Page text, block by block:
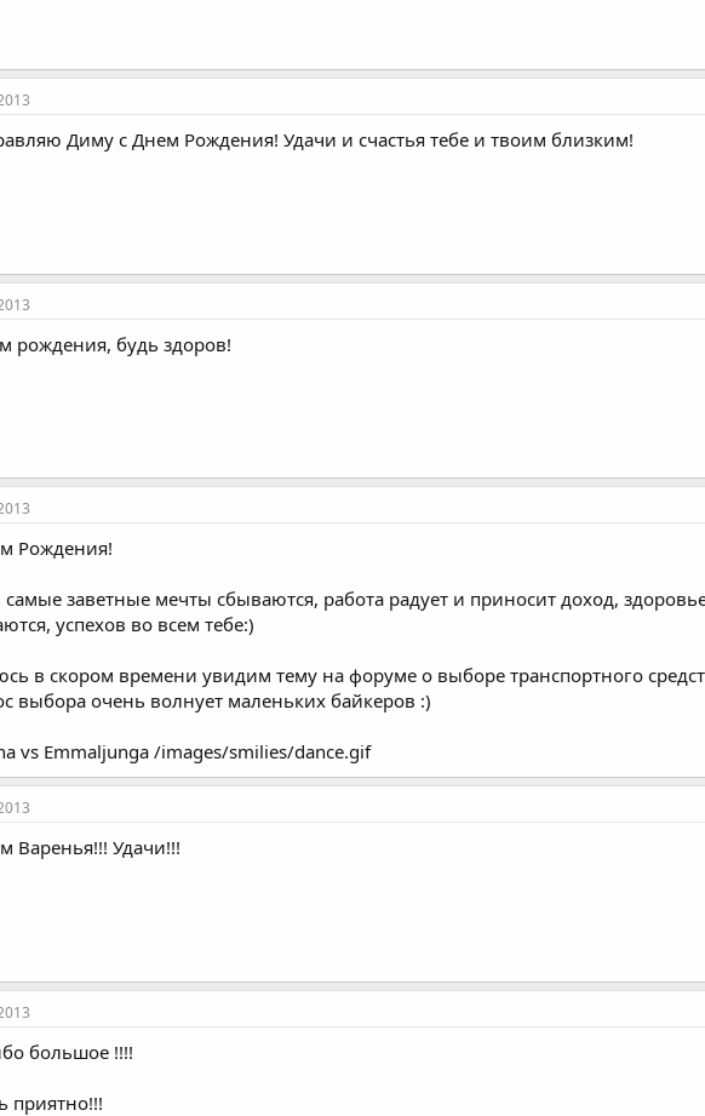
Диму с Днем Рождения! Удачи и счастья тебе и твоим близким!
рождения, будь здоров!
Рождения!
самые заветные мечты сбываются, работа радует и приносит доход,
успехов во всем тебе:)
в скором времени увидим тему на форуме о выборе транспортного
выбора очень волнует маленьких байкеров :)
vs Emmaljunga /images/smilies/dance.gif
Варенья!!! Удачи!!!
большое !!!!
приятно!!!